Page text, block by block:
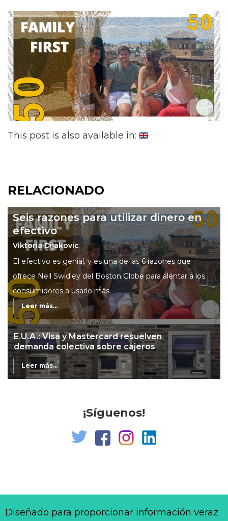
This post is also available in:
RELACIONADO
Seis razones para utilizar dinero en
efectivo
Viktoria Dijakovic
El efectivo es genial, y es una de las 6 razones que
ofrece Neil Swidley del Boston Globe para alentar a los
consumidores a usarlo más.
Leer más...
Mi banco en mi tienda
Leer más...
¡Síguenos!
Diseñado para proporcionar información veraz